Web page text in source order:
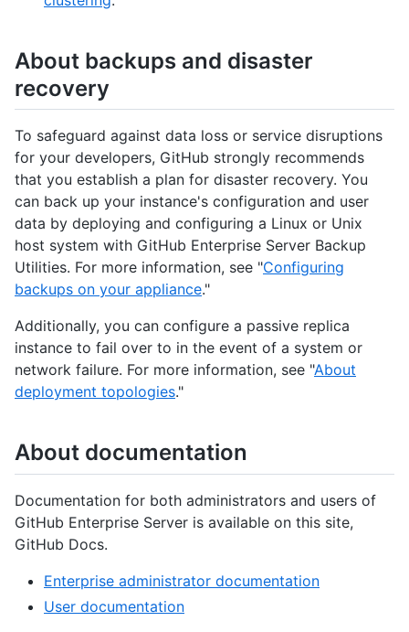
About backups and disaster
recovery
To safeguard against data loss or service disruptions
for your developers, GitHub strongly recommends
that you establish a plan for disaster recovery. You
can back up your instance's configuration and user
data by deploying and configuring a Linux or Unix
host system with GitHub Enterprise Server Backup
Utilities. For more information, see "Configuring
backups on your appliance."
Additionally, you can configure a passive replica
instance to fail over to in the event of a system or
network failure. For more information, see "About
deployment topologies."
About documentation
Documentation for both administrators and users of
GitHub Enterprise Server is available on this site,
GitHub Docs.
Enterprise administrator documentation
User documentation